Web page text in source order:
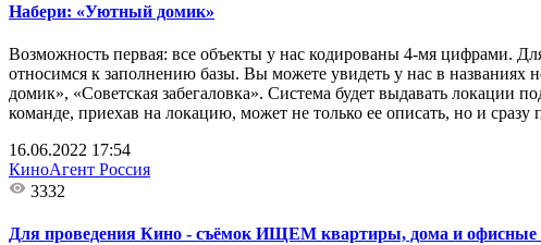
Набери: «Уютный домик»
Возможность первая: все объекты у нас кодированы 4-мя цифрами.
относимся к заполнению базы. Вы можете увидеть у нас в
домик», «Советская забегаловка». Система будет выдавать
команде, приехав на локацию, может не только ее описать, но и
16.06.2022 17:54
КиноАгент Россия
3332
Для проведения Кино - съёмок ИЩЕМ квартиры, дома и офисные